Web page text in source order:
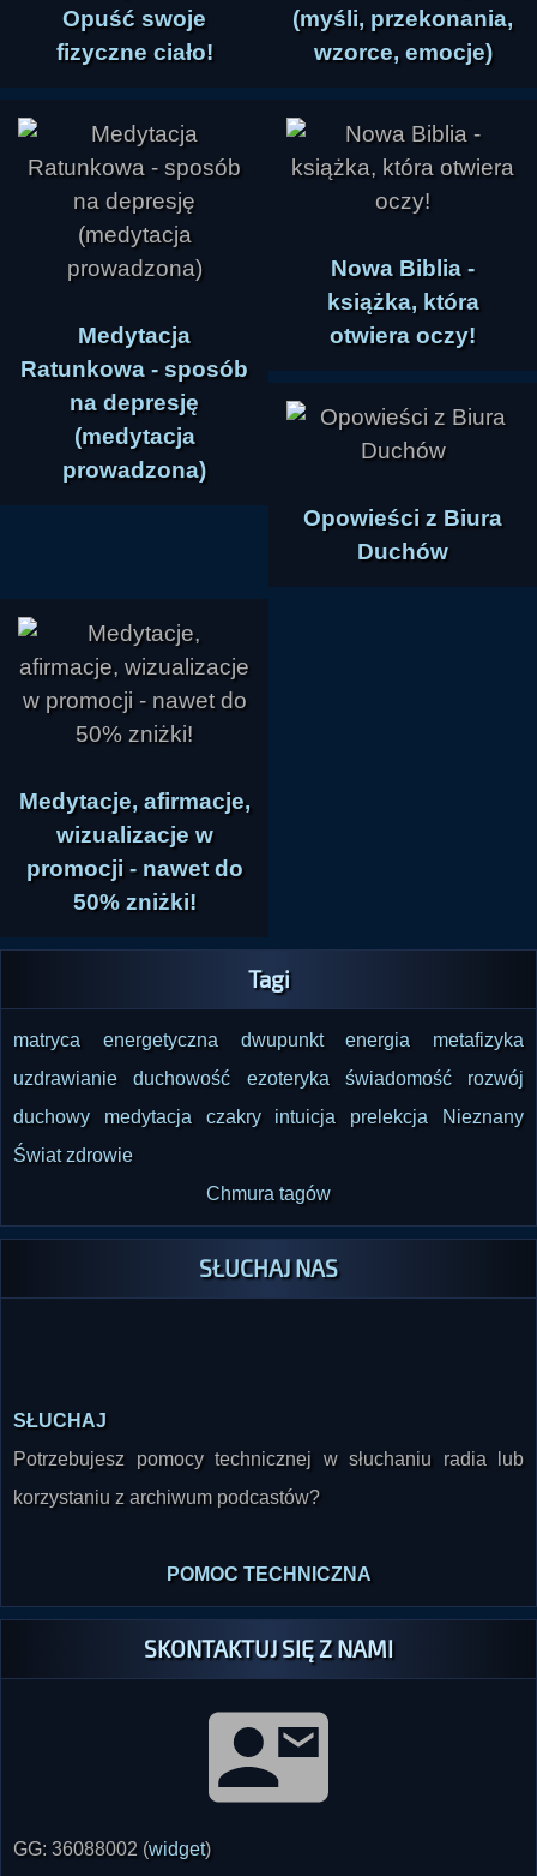
Opuść swoje
fizyczne ciało!
(myśli, przekonania,
wzorce, emocje)
Medytacja
Ratunkowa - sposób
na depresję
(medytacja
prowadzona)
Nowa Biblia -
książka, która
otwiera oczy!
Opowieści z Biura
Duchów
Medytacje, afirmacje,
wizualizacje w
promocji - nawet do
50% zniżki!
Tagi
matryca energetyczna dwupunkt energia
metafizyka
uzdrawianie
duchowość ezoteryka świadomość
rozwój
duchowy
medytacja czakry intuicja prelekcja
Nieznany
Świat zdrowie
Chmura tagów
SŁUCHAJ NAS
Potrzebujesz pomocy technicznej w słuchaniu radia lub
korzystaniu z archiwum podcastów?
SKONTAKTUJ SIĘ Z NAMI
)
Tel: 32 746 00 08